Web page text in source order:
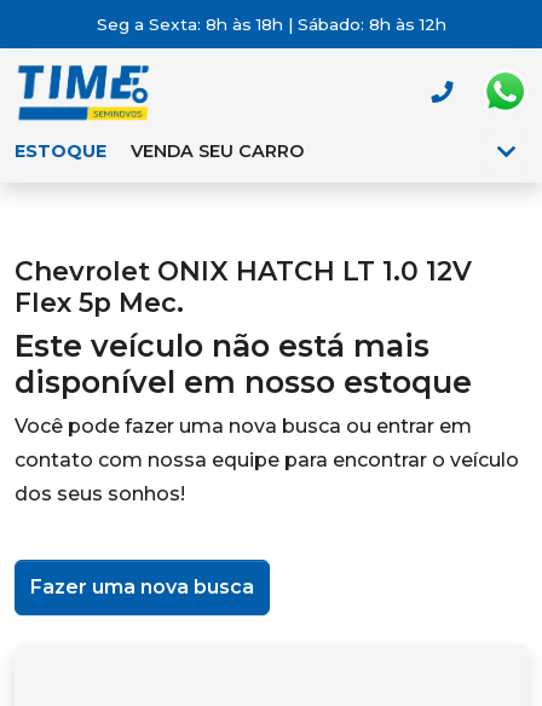
Seg a Sexta: 8h às 18h | Sábado: 8h às 12h
ESTOQUE VENDA SEU CARRO
Chevrolet ONIX HATCH LT 1.0 12V
Flex 5p Mec.
Este veículo não está mais
disponível em nosso estoque
Você pode fazer uma nova busca ou entrar em
contato com nossa equipe para encontrar o veículo
dos seus sonhos!
Fazer uma nova busca